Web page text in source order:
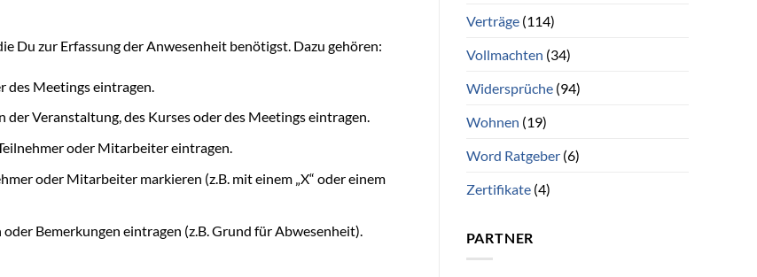
Du zur Erfassung der Anwesenheit benötigst. Dazu gehören:
des Meetings eintragen.
Veranstaltung, des Kurses oder des Meetings eintragen.
oder Mitarbeiter eintragen.
oder Mitarbeiter markieren (z.B. mit einem „X“ oder einem
Bemerkungen eintragen (z.B. Grund für Abwesenheit).
Verträge(114)
Vollmachten (34)
Widersprüche(94)
Wohnen (19)
Word Ratgeber(6)
Zertifikate(4)
PARTNER